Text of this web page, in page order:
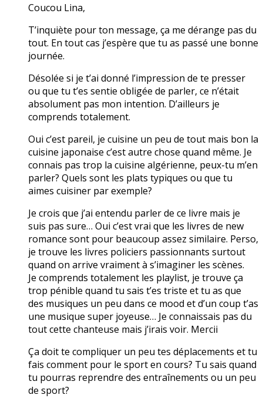
Coucou Lina,
T’inquiète pour ton message, ça me dérange pas du
tout. En tout cas j’espère que tu as passé une bonne
journée.
Désolée si je t’ai donné l’impression de te presser
ou que tu t’es sentie obligée de parler, ce n’était
absolument pas mon intention. D’ailleurs je
comprends totalement.
Oui c’est pareil, je cuisine un peu de tout mais bon la
cuisine japonaise c’est autre chose quand même. Je
connais pas trop la cuisine algérienne, peux-tu m’en
parler? Quels sont les plats typiques ou que tu
aimes cuisiner par exemple?
Je crois que j’ai entendu parler de ce livre mais je
suis pas sure… Oui c’est vrai que les livres de new
romance sont pour beaucoup assez similaire. Perso,
je trouve les livres policiers passionnants surtout
quand on arrive vraiment à s’imaginer les scènes.
Je comprends totalement les playlist, je trouve ça
trop pénible quand tu sais t’es triste et tu as que
des musiques un peu dans ce mood et d’un coup t’as
une musique super joyeuse… Je connaissais pas du
tout cette chanteuse mais j’irais voir. Mercii
Ça doit te compliquer un peu tes déplacements et tu
fais comment pour le sport en cours? Tu sais quand
tu pourras reprendre des entraînements ou un peu
de sport?